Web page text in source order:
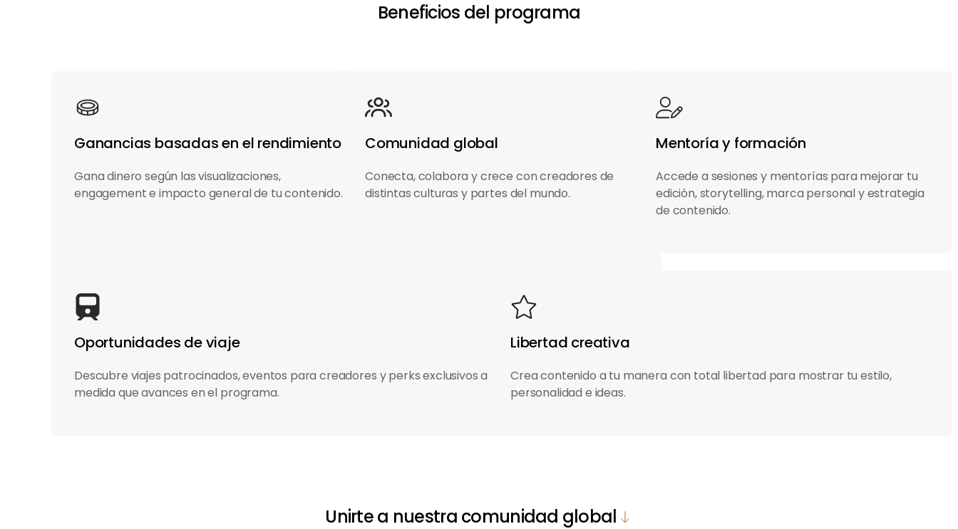
Beneficios del programa
Ganancias basadas en el rendimiento
Gana dinero según las visualizaciones,
engagement e impacto general de tu contenido.
Comunidad global
Conecta, colabora y crece con creadores de
distintas culturas y partes del mundo.
Mentoría y formación
Accede a sesiones y mentorías para mejorar tu
edición, storytelling, marca personal y estrategia
de contenido.
Oportunidades de viaje
Descubre viajes patrocinados, eventos para creadores y perks exclusivos a
medida que avances en el programa.
Libertad creativa
Crea contenido a tu manera con total libertad para mostrar tu estilo,
personalidad e ideas.
Unirte a nuestra comunidad global